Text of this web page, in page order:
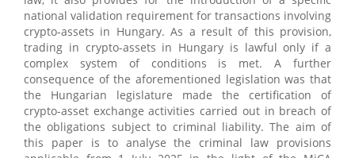
national validation requirement for transactions involving
crypto-assets in Hungary. As a result of this provision,
trading in crypto-assets in Hungary is lawful only if a
complex system of conditions is met. A further
consequence of the aforementioned legislation was that
the Hungarian legislature made the certification of
crypto-asset exchange activities carried out in breach of
the obligations subject to criminal liability. The aim of
this paper is to analyse the criminal law provisions